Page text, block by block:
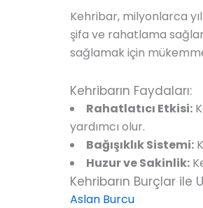
Kehribar, milyonlarca
şifa ve rahatlama
sağlamak için
Kehribarın Faydaları:
Rahatlatıcı Etkisi:
yardımcı olur.
Bağışıklık Sistemi:
Huzur ve Sakinlik:
Kehribarın Burçlar ile
Aslan Burcu